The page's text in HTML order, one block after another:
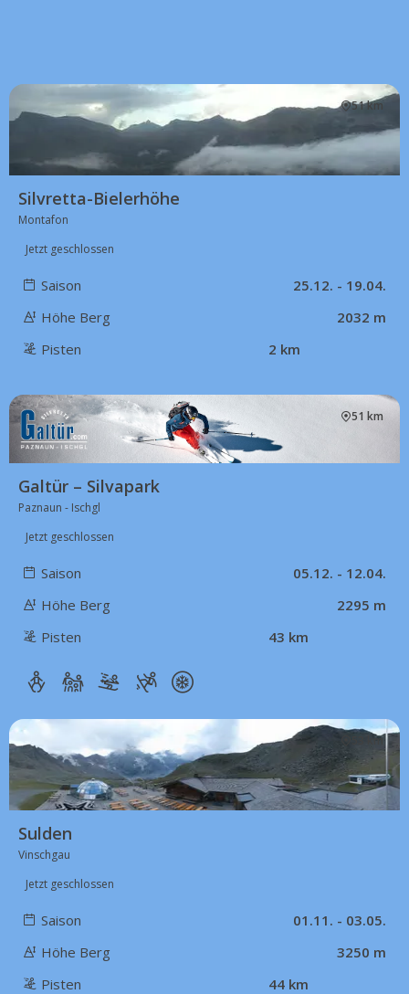
51 km
Silvretta-Bielerhöhe
Montafon
Jetzt geschlossen
Saison
25.12. - 19.04.
Höhe Berg
2032 m
Pisten
2 km
51 km
Galtür – Silvapark
Paznaun - Ischgl
Jetzt geschlossen
Saison
05.12. - 12.04.
Höhe Berg
2295 m
Pisten
43 km
53 km
Sulden
Vinschgau
Jetzt geschlossen
Saison
01.11. - 03.05.
Höhe Berg
3250 m
Pisten
44 km